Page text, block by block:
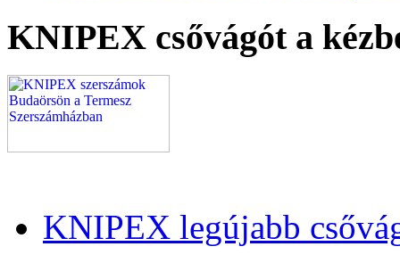
KNIPEX csővágót a
KNIPEX legújabb